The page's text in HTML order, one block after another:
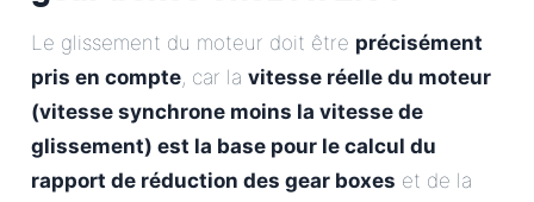
Le glissement du moteur doit être précisément
pris en compte, car la vitesse réelle du moteur
(vitesse synchrone moins la vitesse de
glissement) est la base pour le calcul du
rapport de réduction des gear boxes et de la